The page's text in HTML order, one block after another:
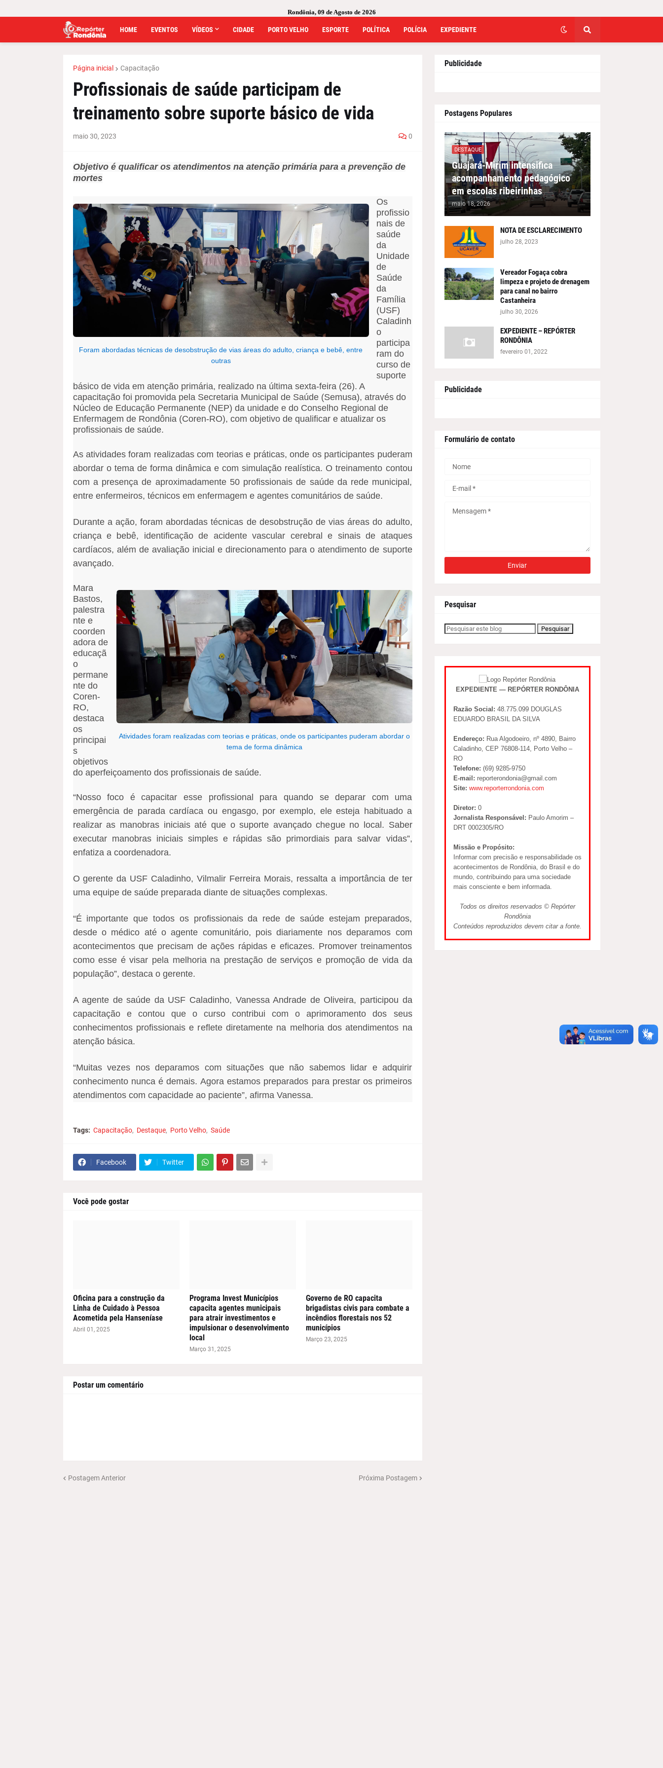
Rondônia, 09 de Agosto de 2026
HOME EVENTOS VÍDEOS CIDADE PORTO VELHO ESPORTE POLÍTICA POLÍCIA EXPEDIENTE
Página inicial Capacitação
Profissionais de saúde participam de
treinamento sobre suporte básico de vida
maio 30, 2023 0
Objetivo é qualificar os atendimentos na atenção primária para a prevenção de
mortes
Foram abordadas técnicas de desobstrução de vias áreas do adulto, criança e bebê, entre
outras
Os
profissio
nais de
saúde
da
Unidade
de
Saúde
da
Família
(USF)
Caladinh
o
participa
ram do
curso de
suporte
básico de vida em atenção primária, realizado na última sexta-feira (26). A
capacitação foi promovida pela Secretaria Municipal de Saúde (Semusa), através do
Núcleo de Educação Permanente (NEP) da unidade e do Conselho Regional de
Enfermagem de Rondônia (Coren-RO), com objetivo de qualificar e atualizar os
profissionais de saúde.
As atividades foram realizadas com teorias e práticas, onde os participantes puderam
abordar o tema de forma dinâmica e com simulação realística. O treinamento contou
com a presença de aproximadamente 50 profissionais de saúde da rede municipal,
entre enfermeiros, técnicos em enfermagem e agentes comunitários de saúde.
Durante a ação, foram abordadas técnicas de desobstrução de vias áreas do adulto,
criança e bebê, identificação de acidente vascular cerebral e sinais de ataques
cardíacos, além de avaliação inicial e direcionamento para o atendimento de suporte
avançado.
Atividades foram realizadas com teorias e práticas, onde os participantes puderam abordar o
tema de forma dinâmica
Mara
Bastos,
palestra
nte e
coorden
adora de
educaçã
o
permane
nte do
Coren-
RO,
destaca
os
principai
s
objetivos
do aperfeiçoamento dos profissionais de saúde.
“Nosso foco é capacitar esse profissional para quando se deparar com uma
emergência de parada cardíaca ou engasgo, por exemplo, ele esteja habituado a
realizar as manobras iniciais até que o suporte avançado chegue no local. Saber
executar manobras iniciais simples e rápidas são primordiais para salvar vidas”,
enfatiza a coordenadora.
O gerente da USF Caladinho, Vilmalir Ferreira Morais, ressalta a importância de ter
uma equipe de saúde preparada diante de situações complexas.
“É importante que todos os profissionais da rede de saúde estejam preparados,
desde o médico até o agente comunitário, pois diariamente nos deparamos com
acontecimentos que precisam de ações rápidas e eficazes. Promover treinamentos
como esse é visar pela melhoria na prestação de serviços e promoção de vida da
população”, destaca o gerente.
A agente de saúde da USF Caladinho, Vanessa Andrade de Oliveira, participou da
capacitação e contou que o curso contribui com o aprimoramento dos seus
conhecimentos profissionais e reflete diretamente na melhoria dos atendimentos na
atenção básica.
“Muitas vezes nos deparamos com situações que não sabemos lidar e adquirir
conhecimento nunca é demais. Agora estamos preparados para prestar os primeiros
atendimentos com capacidade ao paciente”, afirma Vanessa.
Tags: Capacitação Destaque Porto Velho Saúde
Facebook Twitter
Você pode gostar
Oficina para a construção da
Linha de Cuidado à Pessoa
Acometida pela Hanseníase
Abril 01, 2025
Programa Invest Municípios
capacita agentes municipais
para atrair investimentos e
impulsionar o desenvolvimento
local
Março 31, 2025
Governo de RO capacita
brigadistas civis para combate a
incêndios florestais nos 52
municípios
Março 23, 2025
Postar um comentário
Postagem Anterior Próxima Postagem
Publicidade
Postagens Populares
DESTAQUE
Guajará-Mirim intensifica
acompanhamento pedagógico
em escolas ribeirinhas
maio 18, 2026
NOTA DE ESCLARECIMENTO
julho 28, 2023
Vereador Fogaça cobra
limpeza e projeto de drenagem
para canal no bairro
Castanheira
julho 30, 2026
EXPEDIENTE – REPÓRTER
RONDÔNIA
fevereiro 01, 2022
Publicidade
Formulário de contato
Pesquisar
EXPEDIENTE — REPÓRTER RONDÔNIA
Razão Social: 48.775.099 DOUGLAS
EDUARDO BRASIL DA SILVA
Endereço: Rua Algodoeiro, nº 4890, Bairro
Caladinho, CEP 76808-114, Porto Velho –
RO
Telefone: (69) 9285-9750
E-mail: reporterondonia@gmail.com
Site: www.reporterrondonia.com
Diretor: 0
Jornalista Responsável: Paulo Amorim –
DRT 0002305/RO
Missão e Propósito:
Informar com precisão e responsabilidade os
acontecimentos de Rondônia, do Brasil e do
mundo, contribuindo para uma sociedade
mais consciente e bem informada.
Todos os direitos reservados © Repórter
Rondônia
Conteúdos reproduzidos devem citar a fonte.